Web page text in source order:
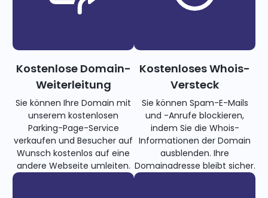
Kostenlose Domain-
Weiterleitung
Sie können Ihre Domain mit
unserem kostenlosen
Parking-Page-Service
verkaufen und Besucher auf
Wunsch kostenlos auf eine
andere Webseite umleiten.
Kostenloses Whois-
Versteck
Sie können Spam-E-Mails
und -Anrufe blockieren,
indem Sie die Whois-
Informationen der Domain
ausblenden. Ihre
Domainadresse bleibt sicher.